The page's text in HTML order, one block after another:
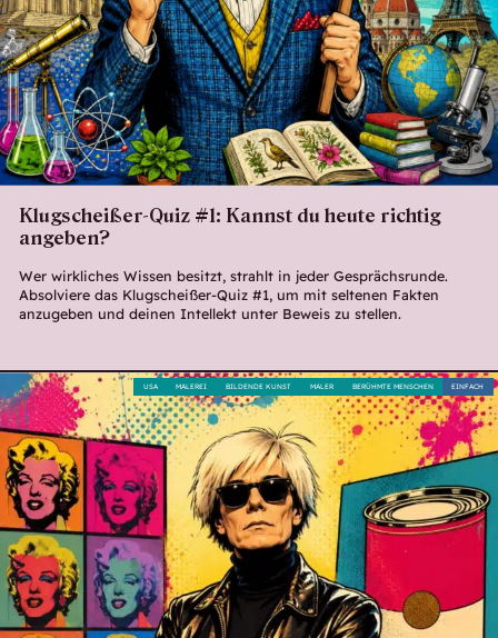
Klugscheißer-Quiz #1: Kannst du heute richtig
angeben?
Wer wirkliches Wissen besitzt, strahlt in jeder Gesprächsrunde.
Absolviere das Klugscheißer-Quiz #1, um mit seltenen Fakten
anzugeben und deinen Intellekt unter Beweis zu stellen.
EINFACH
BERÜHMTE MENSCHEN
MALER
BILDENDE KUNST
MALEREI
USA